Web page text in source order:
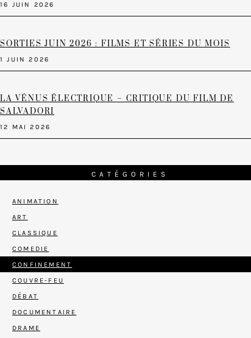
16 JUIN 2026
SORTIES JUIN 2026 : FILMS ET SÉRIES DU MOIS
1 JUIN 2026
LA VÉNUS ÉLECTRIQUE – CRITIQUE DU FILM DE
SALVADORI
12 MAI 2026
CATÉGORIES
ANIMATION
ART
CLASSIQUE
COMEDIE
CONFINEMENT
COUVRE-FEU
DÉBAT
DOCUMENTAIRE
DRAME